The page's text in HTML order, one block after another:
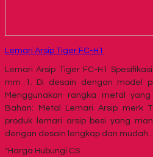
Lemari Arsip Tiger FC-H1
Lemari Arsip Tiger FC-H1
mm 1. Di desain dengan model
Menggunakan rangka metal
Bahan: Metal Lemari Arsip merk
produk lemari arsip besi yang
dengan desain lengkap dan
*Harga Hubungi CS